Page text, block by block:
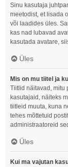
Sinu kasutaja
meetodist, et lisada
või laadides üles.
kas nad lubavad
kasutada avatare,
Üles
Mis on mu tiitel ja
Tiitlid näitavad, mitu
kasutajaid, näiteks
tiitleid muuta, kuna
tehes mõttetuid
administraatoreid
Üles
Kui ma vajutan